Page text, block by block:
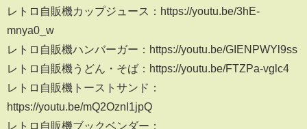
レトロ自販機カップジュース：https://youtu.be/3hE-
mnya0_w
レトロ自販機ハンバーガー：https://youtu.be/GIENPWYl9ss
レトロ自販機うどん・そば：https://youtu.be/FTZPa-vglc4
レトロ自販機トーストサンド：
https://youtu.be/mQ2OznI1jpQ
レトロ自販機ブックベンダー：